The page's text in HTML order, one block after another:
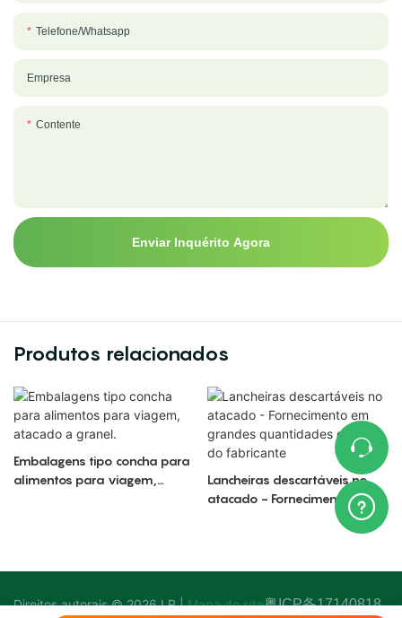
Telefone/whatsapp
Empresa
Contente
Enviar Inquérito Agora
Produtos relacionados
Embalagens tipo concha para
alimentos para viagem,
Lancheiras descartáveis ​​no
atacado - Fornecimento em
grandes quantidades direto
Direitos autorais © 2026 LR |Mapa do site粤ICP备17140818